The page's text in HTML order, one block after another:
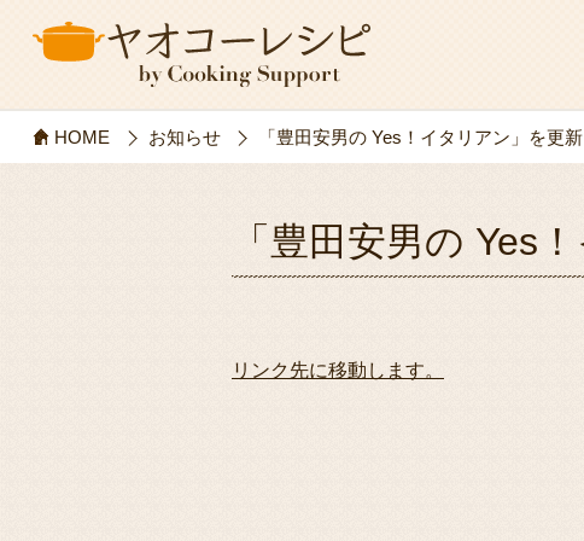
HOME お知らせ 「豊田安男の Yes！イタリアン」を更
「豊田安男の Yes
リンク先に移動します。